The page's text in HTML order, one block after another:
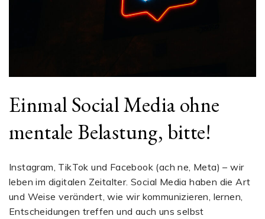
Einmal Social Media ohne
mentale Belastung, bitte!
Instagram, TikTok und Facebook (ach ne, Meta) – wir
leben im digitalen Zeitalter. Social Media haben die Art
und Weise verändert, wie wir kommunizieren, lernen,
Entscheidungen treffen und auch uns selbst